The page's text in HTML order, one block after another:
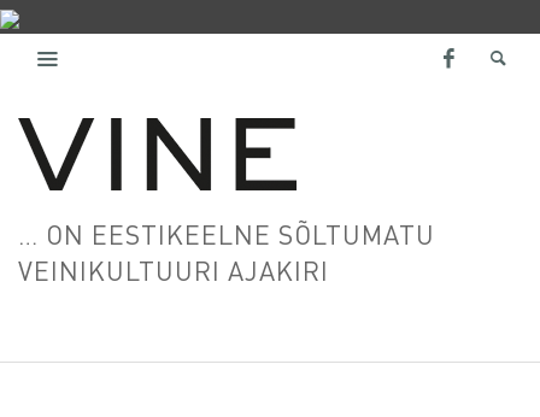
… ON EESTIKEELNE SÕLTUMATU
VEINIKULTUURI AJAKIRI